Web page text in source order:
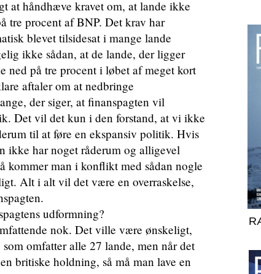
at håndhæve kravet om, at lande ikke
tre procent af BNP. Det krav har
blevet tilsidesat i mange lande
ikke sådan, at de lande, der ligger
ned på tre procent i løbet af meget kort
aftaler om at nedbringe
der siger, at finanspagten vil
Det vil det kun i den forstand, at vi ikke
til at føre en ekspansiv politik. Hvis
ikke har noget råderum og alligevel
kommer man i konflikt med sådan nogle
Alt i alt vil det være en overraskelse,
udformning?
nok. Det ville være ønskeligt,
omfatter alle 27 lande, men når det
britiske holdning, så må man lave en